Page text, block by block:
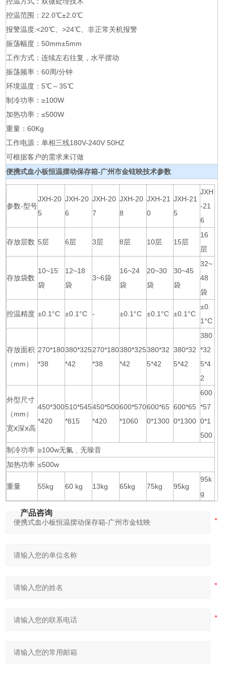
控温范围：22.0℃±2.0℃
报警温度:<20℃、>24℃、非正常关机报警
振荡幅度：50mm±5mm
工作方式：连续左右往复，水平摆动
振荡频率：60周/分钟
环境温度：5℃～35℃
制冷功率：≥100W
加热功率：≤500W
重量：60Kg
工作电源：单相三线180V-240V 50HZ
可根据客户的需求来订做
便携式血小板恒温摆动保存箱-广州市金铉映技术参数
参数-型号
JXH-20
5
JXH-20
6
JXH-20
7
JXH-20
8
JXH-21
0
JXH-21
5
JXH
-21
6
存放层数 5层 6层 3层 8层 10层 15层
16
层
存放袋数
10~15
袋
12~18
袋
3~6袋
16~24
袋
20~30
袋
30~45
袋
32~
48
袋
控温精度 ±0.1°C ±0.1°C - ±0.1°C ±0.1°C ±0.1°C
±0.
1°C
存放面积
（mm）
270*180
*38
380*325
*42
270*180
*38
380*325
*42
380*32
5*42
380*32
5*42
380
*32
5*4
2
外型尺寸
（mm）
宽ⅹ深ⅹ高
450*300
*420
510*545
*815
450*500
*420
600*570
*1060
600*65
0*1300
600*65
0*1300
600
*57
0*1
500
制冷功率 ≥100w无氟﹑无噪音
加热功率 ≤500w
重量 55kg 60 kg 13kg 65kg 75kg 95kg
95k
g
产品咨询